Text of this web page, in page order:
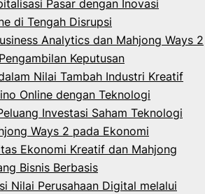
Pasar dengan Inovasi
di Tengah Disrupsi
Analytics dan Mahjong Ways 2
Keputusan
Nilai Tambah Industri Kreatif
Online dengan Teknologi
Investasi Saham Teknologi
Ways 2 pada Ekonomi
Ekonomi Kreatif dan Mahjong
Bisnis Berbasis
Nilai Perusahaan Digital melalui